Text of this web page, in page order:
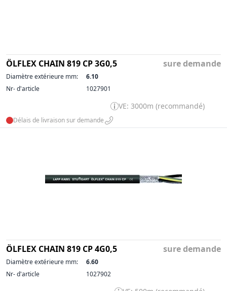
ÖLFLEX CHAIN 819 CP 3G0,5 sure demande
Diamètre extérieure mm:
6.10
Nr- d'article
1027901
VE: 3000m (recommandé)
Délais de livraison sur demande
ÖLFLEX CHAIN 819 CP 4G0,5 sure demande
Diamètre extérieure mm:
6.60
Nr- d'article
1027902